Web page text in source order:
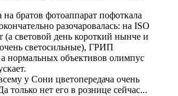
братов фотоаппарат пофоткала
разочаровалась: на ISO
световой день короткий нынче и
светосильные), ГРИП
нормальных объективов олимпус
у Сони цветопередача очень
только нет его в рознице сейчас...